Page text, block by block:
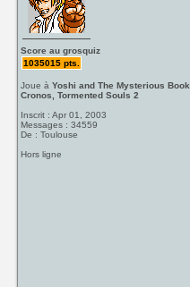
Score au grosquiz
1035015 pts.
Joue àYoshi and The Mysterious Book,
Cronos, Tormented Souls 2
Inscrit : Apr 01, 2003
Messages : 34559
De : Toulouse
Hors ligne